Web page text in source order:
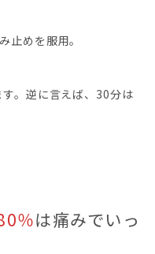
止めを服用。
。逆に言えば、30分は
％は痛みでいっ